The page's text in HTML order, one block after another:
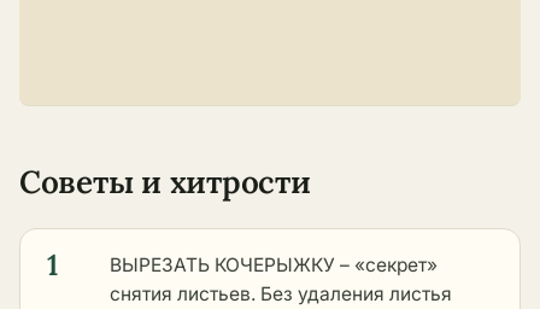
Советы и хитрости
1
ВЫРЕЗАТЬ КОЧЕРЫЖКУ – «секрет»
снятия листьев. Без удаления листья